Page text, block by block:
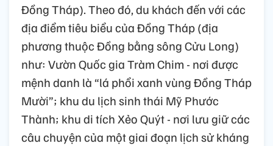
Đồng Tháp). Theo đó, du khách đến với các
địa điểm tiêu biểu của Đồng Tháp (địa
phương thuộc Đồng bằng sông Cửu Long)
như: Vườn Quốc gia Tràm Chim - nơi được
mệnh danh là “lá phổi xanh vùng Đồng Tháp
Mười”; khu du lịch sinh thái Mỹ Phước
Thành; khu di tích Xẻo Quýt - nơi lưu giữ các
câu chuyện của một giai đoạn lịch sử kháng